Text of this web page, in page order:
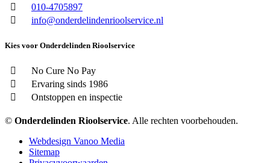
010-4705897
info@onderdelindenrioolservice.nl
Kies voor Onderdelinden Rioolservice
No Cure No Pay
Ervaring sinds 1986
Ontstoppen en inspectie
© Onderdelinden Rioolservice. Alle rechten voorbehouden.
Webdesign Vanoo Media
Sitemap